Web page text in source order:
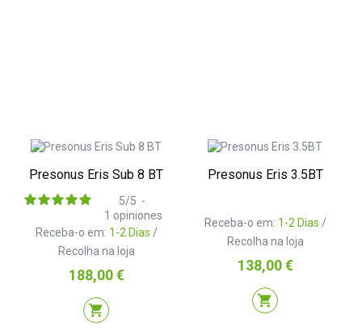
Presonus Eris Sub 8 BT
Receba-o em: 1-2 Dias /
Recolha na loja
5/5 -
1 opiniones
Preço
188,00 €
shopping_cart
Presonus Eris 3.5BT
Receba-o em: 1-2 Dias /
Recolha na loja
Preço
138,00 €
shopping_cart